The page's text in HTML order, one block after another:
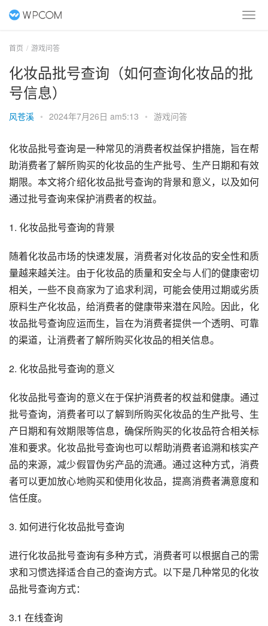
首页 游戏问答
化妆品批号查询（如何查询化妆品的批
号信息）
风苍溪 • 2024年7月26日 am5:13 • 游戏问答
化妆品批号查询是一种常见的消费者权益保护措施，旨在帮
助消费者了解所购买的化妆品的生产批号、生产日期和有效
期限。本文将介绍化妆品批号查询的背景和意义，以及如何
通过批号查询来保护消费者的权益。
1. 化妆品批号查询的背景
随着化妆品市场的快速发展，消费者对化妆品的安全性和质
量越来越关注。由于化妆品的质量和安全与人们的健康密切
相关，一些不良商家为了追求利润，可能会使用过期或劣质
原料生产化妆品，给消费者的健康带来潜在风险。因此，化
妆品批号查询应运而生，旨在为消费者提供一个透明、可靠
的渠道，让消费者了解所购买化妆品的相关信息。
2. 化妆品批号查询的意义
化妆品批号查询的意义在于保护消费者的权益和健康。通过
批号查询，消费者可以了解到所购买化妆品的生产批号、生
产日期和有效期限等信息，确保所购买的化妆品符合相关标
准和要求。化妆品批号查询也可以帮助消费者追溯和核实产
品的来源，减少假冒伪劣产品的流通。通过这种方式，消费
者可以更加放心地购买和使用化妆品，提高消费者满意度和
信任度。
3. 如何进行化妆品批号查询
进行化妆品批号查询有多种方式，消费者可以根据自己的需
求和习惯选择适合自己的查询方式。以下是几种常见的化妆
品批号查询方式：
3.1 在线查询